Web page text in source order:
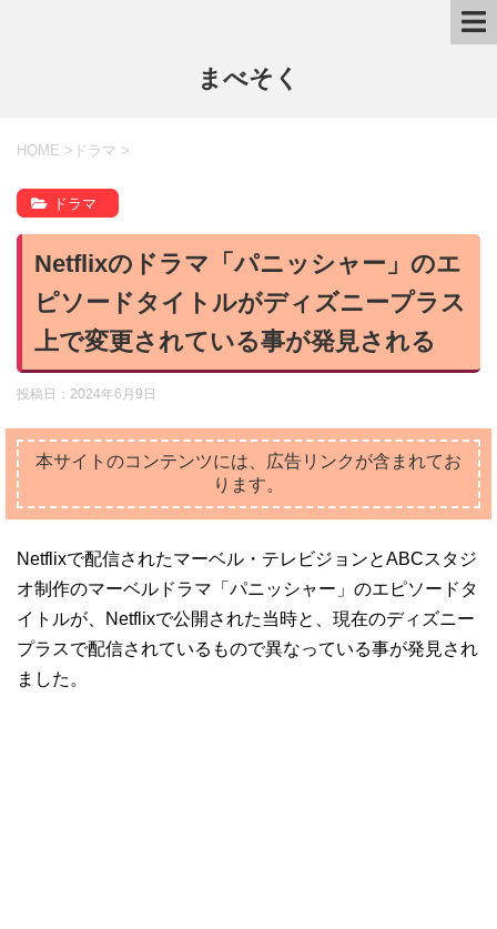
まべそく
HOME > ドラマ >
ドラマ
Netflixのドラマ「パニッシャー」のエ
ピソードタイトルがディズニープラス
上で変更されている事が発見される
投稿日： 2024年6月9日
本サイトのコンテンツには、広告リンクが含まれてお
ります。
Netflixで配信されたマーベル・テレビジョンとABCスタジ
オ制作のマーベルドラマ「パニッシャー」のエピソードタ
イトルが、Netflixで公開された当時と、現在のディズニー
プラスで配信されているもので異なっている事が発見され
ました。